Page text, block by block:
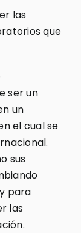
las
que
ser un
un
el cual se
sus
para
las